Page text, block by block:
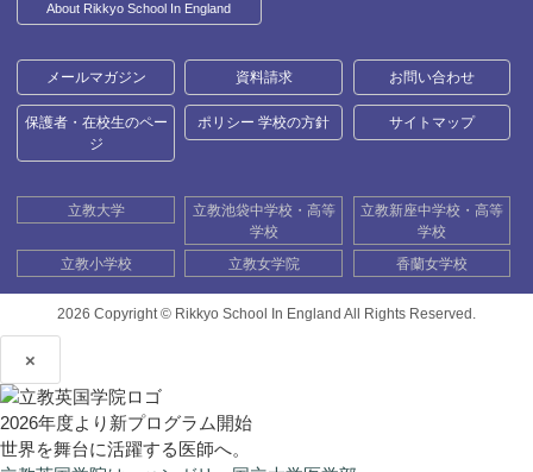
About Rikkyo School In England
メールマガジン 資料請求 お問い合わせ
保護者・在校生のペー
ジ
ポリシー 学校の方針 サイトマップ
立教大学
立教池袋中学校・高等
学校
立教新座中学校・高等
学校
立教小学校
立教女学院 香蘭女学校
2026 Copyright © Rikkyo School In England All Rights Reserved.
×
2026年度より新プログラム開始
世界を舞台に活躍する医師へ。